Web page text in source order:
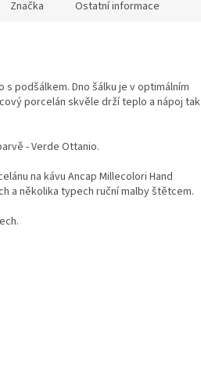
Značka Ostatní informace
podšálkem. Dno šálku je v optimálním
porcelán skvěle drží teplo a nápoj tak
- Verde Ottanio.
na kávu Ancap Millecolori Hand
a několika typech ruční malby štětcem.